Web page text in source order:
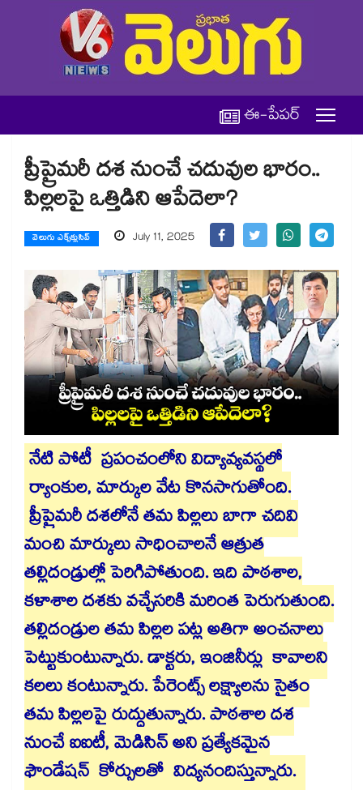
ఈ-పేపర్
ప్రీప్రైమరీ దశ నుంచే చదువుల భారం..
పిల్లలపై ఒత్తిడిని ఆపేదెలా?
వెలుగు ఎక్స్‌క్లుసివ్ July 11, 2025
నేటి పోటీ ప్రపంచంలోని విద్యావ్యవస్థలో
ర్యాంకుల, మార్కుల వేట కొనసాగుతోంది.
ప్రీప్రైమరీ దశలోనే తమ పిల్లలు బాగా చదివి
మంచి మార్కులు సాధించాలనే ఆత్రుత
తల్లిదండ్రుల్లో పెరిగిపోతుంది. ఇది పాఠశాల,
కళాశాల దశకు వచ్చేసరికి మరింత పెరుగుతుంది.
తల్లిదండ్రుల తమ పిల్లల పట్ల అతిగా అంచనాలు
పెట్టుకుంటున్నారు. డాక్టరు, ఇంజినీర్లు కావాలని
కలలు కంటున్నారు. పేరెంట్స్ లక్ష్యాలను సైతం
తమ పిల్లలపై రుద్దుతున్నారు. పాఠశాల దశ
నుంచే ఐఐటీ, మెడిసిన్ అని ప్రత్యేకమైన
ఫౌండేషన్ కోర్సులతో విద్యనందిస్తున్నారు.